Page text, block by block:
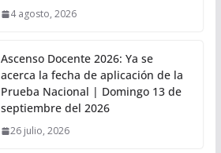
4 agosto, 2026
Ascenso Docente 2026: Ya se
acerca la fecha de aplicación de la
Prueba Nacional | Domingo 13 de
septiembre del 2026
26 julio, 2026